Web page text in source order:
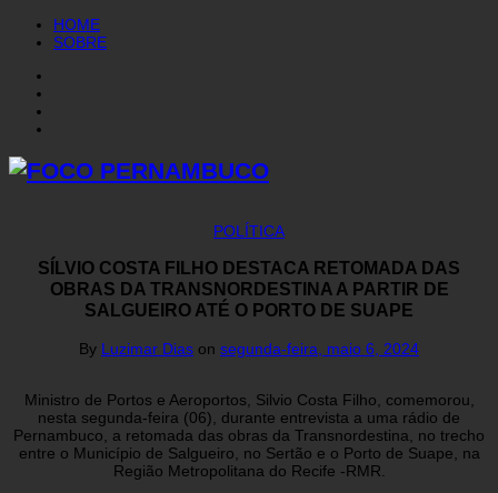
HOME
SOBRE
POLÍTICA
SÍLVIO COSTA FILHO DESTACA RETOMADA DAS
OBRAS DA TRANSNORDESTINA A PARTIR DE
SALGUEIRO ATÉ O PORTO DE SUAPE
By Luzimar Dias on segunda-feira, maio 6, 2024
Ministro de Portos e Aeroportos, Silvio Costa Filho, comemorou,
nesta segunda-feira (06), durante entrevista a uma rádio de
Pernambuco, a retomada das obras da Transnordestina, no trecho
entre o Município de Salgueiro, no Sertão e o Porto de Suape, na
Região Metropolitana do Recife -RMR.